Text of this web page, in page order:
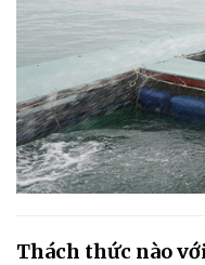
Thách thức nào